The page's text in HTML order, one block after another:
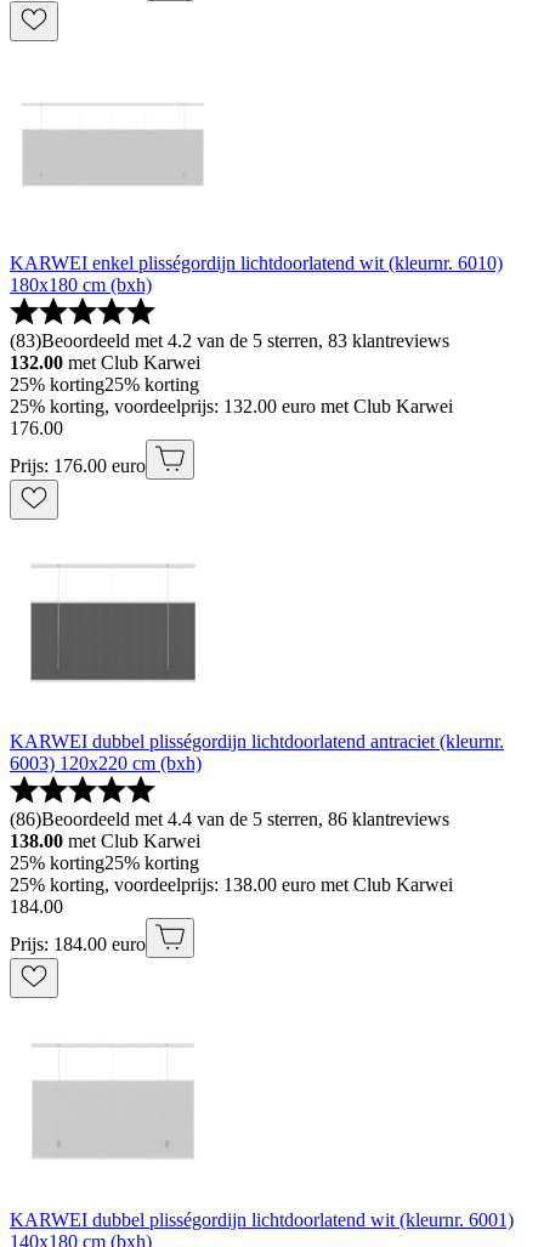
KARWEI enkel plisségordijn lichtdoorlatend wit (kleurnr. 6010)
180x180 cm (bxh)
(83)Beoordeeld met 4.2 van de 5 sterren, 83 klantreviews
132.00 met Club Karwei
25% korting25% korting
25% korting, voordeelprijs: 132.00 euro met Club Karwei
176.00
Prijs: 176.00 euro
KARWEI dubbel plisségordijn lichtdoorlatend antraciet (kleurnr.
6003) 120x220 cm (bxh)
(86)Beoordeeld met 4.4 van de 5 sterren, 86 klantreviews
138.00 met Club Karwei
25% korting25% korting
25% korting, voordeelprijs: 138.00 euro met Club Karwei
184.00
Prijs: 184.00 euro
KARWEI dubbel plisségordijn lichtdoorlatend wit (kleurnr. 6001)
140x180 cm (bxh)